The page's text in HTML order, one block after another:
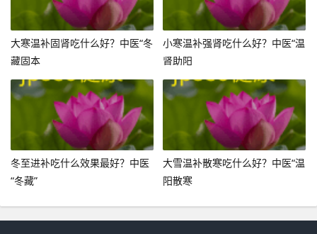
大寒温补固肾吃什么好？中医“冬
藏固本
小寒温补强肾吃什么好？中医“温
肾助阳
冬至进补吃什么效果最好？中医
“冬藏”
大雪温补散寒吃什么好？中医“温
阳散寒